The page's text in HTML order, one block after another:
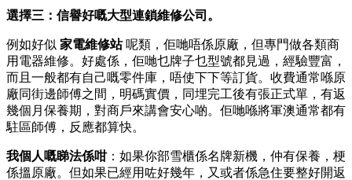
選擇三：信譽好嘅大型連鎖維修公司。
例如好似 家電維修站​ 呢類，佢哋唔係原廠，但專門做各類商
用電器維修。好處係，佢哋乜牌子乜型號都見過，經驗豐富，
而且一般都有自己嘅零件庫，唔使下下等訂貨。收費通常喺原
廠同街邊師傅之間，明碼實價，同埋完工後有張正式單，有返
幾個月保養期，對商戶來講會安心啲。佢哋喺將軍澳通常都有
駐區師傅，反應都算快。
我個人嘅睇法係咁：如果你部雪櫃係名牌新機，仲有保養，梗
係搵原廠。但如果已經用咗好幾年，又或者係急住要整好開返